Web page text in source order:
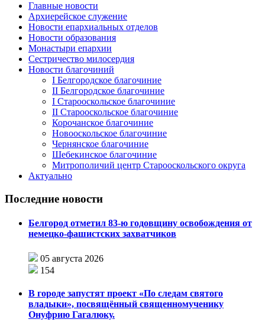
Главные новости
Архиерейское служение
Новости епархиальных отделов
Новости образования
Монастыри епархии
Сестричество милосердия
Новости благочиний
I Белгородское благочиние
II Белгородское благочиние
I Старооскольское благочиние
II Старооскольское благочиние
Корочанское благочиние
Новооскольское благочиние
Чернянское благочиние
Шебекинское благочиние
Митрополичий центр Старооскольского округа
Актуально
Последние новости
Белгород отметил 83-ю годовщину освобождения от
немецко-фашистских захватчиков
05 августа 2026
154
В городе запустят проект «По следам святого
владыки», посвящённый священномученику
Онуфрию Гагалюку.